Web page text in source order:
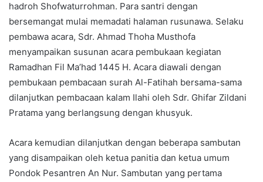
hadroh Shofwaturrohman. Para santri dengan
bersemangat mulai memadati halaman rusunawa. Selaku
pembawa acara, Sdr. Ahmad Thoha Musthofa
menyampaikan susunan acara pembukaan kegiatan
Ramadhan Fil Ma’had 1445 H. Acara diawali dengan
pembukaan pembacaan surah Al-Fatihah bersama-sama
dilanjutkan pembacaan kalam Ilahi oleh Sdr. Ghifar Zildani
Pratama yang berlangsung dengan khusyuk.
Acara kemudian dilanjutkan dengan beberapa sambutan
yang disampaikan oleh ketua panitia dan ketua umum
Pondok Pesantren An Nur. Sambutan yang pertama